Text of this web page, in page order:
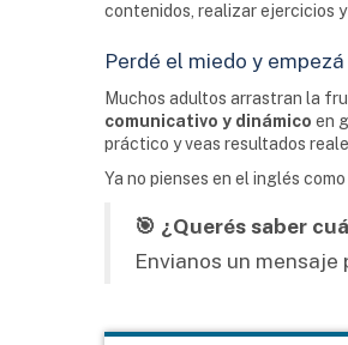
contenidos, realizar ejercicios
Perdé el miedo y
Muchos adultos arrastran la
comunicativo y dinámico en
práctico y veas resultados
Ya no pienses en el inglés
🎯 ¿Querés saber
Envianos un